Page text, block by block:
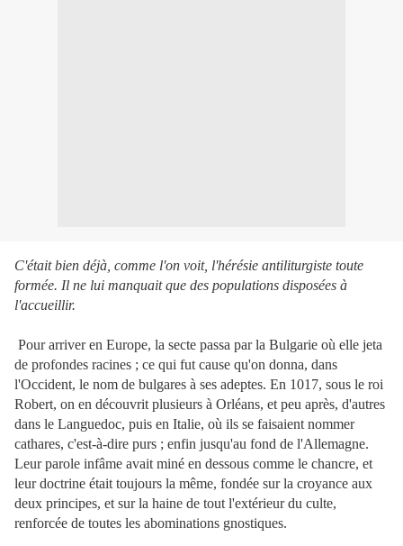
C'était bien déjà, comme l'on voit, l'hérésie antiliturgiste toute
formée. Il ne lui manquait que des populations disposées à
l'accueillir.
Pour arriver en Europe, la secte passa par la Bulgarie où elle jeta
de profondes racines ; ce qui fut cause qu'on donna, dans
l'Occident, le nom de bulgares à ses adeptes. En 1017, sous le roi
Robert, on en découvrit plusieurs à Orléans, et peu après, d'autres
dans le Languedoc, puis en Italie, où ils se faisaient nommer
cathares, c'est-à-dire purs ; enfin jusqu'au fond de l'Allemagne.
Leur parole infâme avait miné en dessous comme le chancre, et
leur doctrine était toujours la même, fondée sur la croyance aux
deux principes, et sur la haine de tout l'extérieur du culte,
renforcée de toutes les abominations gnostiques.